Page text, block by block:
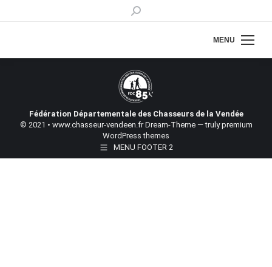
Recherche
MENU
Fédération Départementale des Chasseurs de la Vendée
© 2021 • www.chasseur-vendeen.fr Dream-Theme — trulypremium
WordPress themes
MENU FOOTER 2